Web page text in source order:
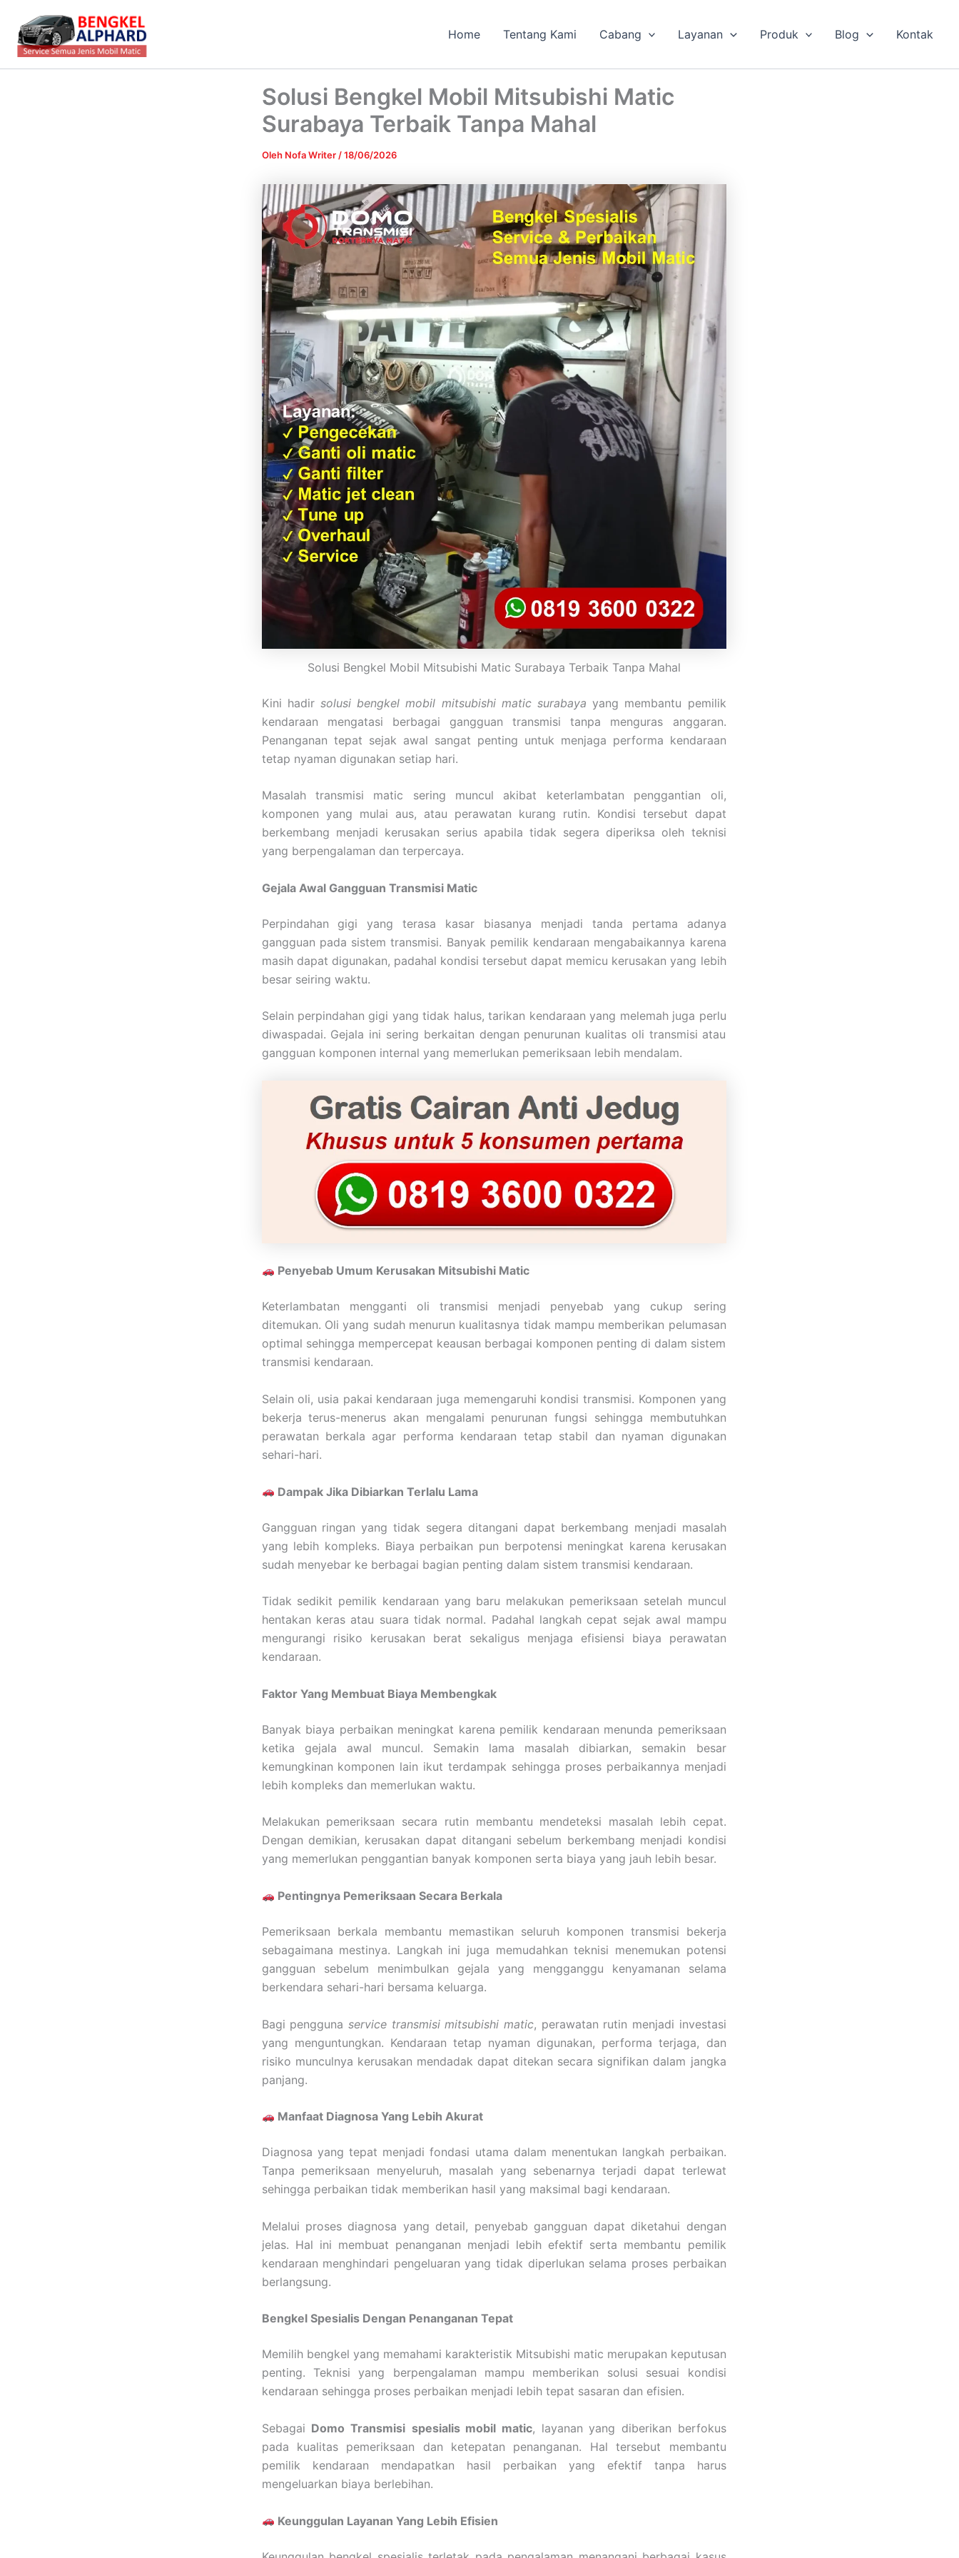
konten
Home Tentang Kami Cabang Layanan Produk Blog Kontak
Solusi Bengkel Mobil Mitsubishi Matic
Surabaya Terbaik Tanpa Mahal
Oleh Nofa Writer /18/06/2026
Solusi Bengkel Mobil Mitsubishi Matic Surabaya Terbaik Tanpa Mahal
Kini hadir solusi bengkel mobil mitsubishi matic surabaya yang membantu pemilik
kendaraan mengatasi berbagai gangguan transmisi tanpa menguras anggaran.
Penanganan tepat sejak awal sangat penting untuk menjaga performa kendaraan
tetap nyaman digunakan setiap hari.
Masalah transmisi matic sering muncul akibat keterlambatan penggantian oli,
komponen yang mulai aus, atau perawatan kurang rutin. Kondisi tersebut dapat
berkembang menjadi kerusakan serius apabila tidak segera diperiksa oleh teknisi
yang berpengalaman dan terpercaya.
Gejala Awal Gangguan Transmisi Matic
Perpindahan gigi yang terasa kasar biasanya menjadi tanda pertama adanya
gangguan pada sistem transmisi. Banyak pemilik kendaraan mengabaikannya karena
masih dapat digunakan, padahal kondisi tersebut dapat memicu kerusakan yang lebih
besar seiring waktu.
Selain perpindahan gigi yang tidak halus, tarikan kendaraan yang melemah juga perlu
diwaspadai. Gejala ini sering berkaitan dengan penurunan kualitas oli transmisi atau
gangguan komponen internal yang memerlukan pemeriksaan lebih mendalam.
Penyebab Umum Kerusakan Mitsubishi Matic
Keterlambatan mengganti oli transmisi menjadi penyebab yang cukup sering
ditemukan. Oli yang sudah menurun kualitasnya tidak mampu memberikan pelumasan
optimal sehingga mempercepat keausan berbagai komponen penting di dalam sistem
transmisi kendaraan.
Selain oli, usia pakai kendaraan juga memengaruhi kondisi transmisi. Komponen yang
bekerja terus-menerus akan mengalami penurunan fungsi sehingga membutuhkan
perawatan berkala agar performa kendaraan tetap stabil dan nyaman digunakan
sehari-hari.
Dampak Jika Dibiarkan Terlalu Lama
Gangguan ringan yang tidak segera ditangani dapat berkembang menjadi masalah
yang lebih kompleks. Biaya perbaikan pun berpotensi meningkat karena kerusakan
sudah menyebar ke berbagai bagian penting dalam sistem transmisi kendaraan.
Tidak sedikit pemilik kendaraan yang baru melakukan pemeriksaan setelah muncul
hentakan keras atau suara tidak normal. Padahal langkah cepat sejak awal mampu
mengurangi risiko kerusakan berat sekaligus menjaga efisiensi biaya perawatan
kendaraan.
Faktor Yang Membuat Biaya Membengkak
Banyak biaya perbaikan meningkat karena pemilik kendaraan menunda pemeriksaan
ketika gejala awal muncul. Semakin lama masalah dibiarkan, semakin besar
kemungkinan komponen lain ikut terdampak sehingga proses perbaikannya menjadi
lebih kompleks dan memerlukan waktu.
Melakukan pemeriksaan secara rutin membantu mendeteksi masalah lebih cepat.
Dengan demikian, kerusakan dapat ditangani sebelum berkembang menjadi kondisi
yang memerlukan penggantian banyak komponen serta biaya yang jauh lebih besar.
Pentingnya Pemeriksaan Secara Berkala
Pemeriksaan berkala membantu memastikan seluruh komponen transmisi bekerja
sebagaimana mestinya. Langkah ini juga memudahkan teknisi menemukan potensi
gangguan sebelum menimbulkan gejala yang mengganggu kenyamanan selama
berkendara sehari-hari bersama keluarga.
Bagi pengguna service transmisi mitsubishi matic, perawatan rutin menjadi investasi
yang menguntungkan. Kendaraan tetap nyaman digunakan, performa terjaga, dan
risiko munculnya kerusakan mendadak dapat ditekan secara signifikan dalam jangka
panjang.
Manfaat Diagnosa Yang Lebih Akurat
Diagnosa yang tepat menjadi fondasi utama dalam menentukan langkah perbaikan.
Tanpa pemeriksaan menyeluruh, masalah yang sebenarnya terjadi dapat terlewat
sehingga perbaikan tidak memberikan hasil yang maksimal bagi kendaraan.
Melalui proses diagnosa yang detail, penyebab gangguan dapat diketahui dengan
jelas. Hal ini membuat penanganan menjadi lebih efektif serta membantu pemilik
kendaraan menghindari pengeluaran yang tidak diperlukan selama proses perbaikan
berlangsung.
Bengkel Spesialis Dengan Penanganan Tepat
Memilih bengkel yang memahami karakteristik Mitsubishi matic merupakan keputusan
penting. Teknisi yang berpengalaman mampu memberikan solusi sesuai kondisi
kendaraan sehingga proses perbaikan menjadi lebih tepat sasaran dan efisien.
Sebagai Domo Transmisi spesialis mobil matic, layanan yang diberikan berfokus
pada kualitas pemeriksaan dan ketepatan penanganan. Hal tersebut membantu
pemilik kendaraan mendapatkan hasil perbaikan yang efektif tanpa harus
mengeluarkan biaya berlebihan.
Keunggulan Layanan Yang Lebih Efisien